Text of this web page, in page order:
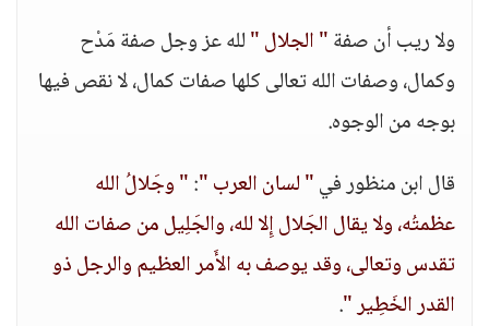
ولا ريب أن صفة" الجلال "لله عز وجل صفة مَدْح
وكمال، وصفات الله تعالى كلها صفات كمال، لا نقص فيها
بوجه من الوجوه.
قال ابن منظور في" لسان العرب ":" وجَلالُ الله
عظمتُه، ولا يقال الجَلال إِلا لله، والجَلِيل من صفات الله
تقدس وتعالى، وقد يوصف به الأَمر العظيم والرجل ذو
القدر الخَطِير ".